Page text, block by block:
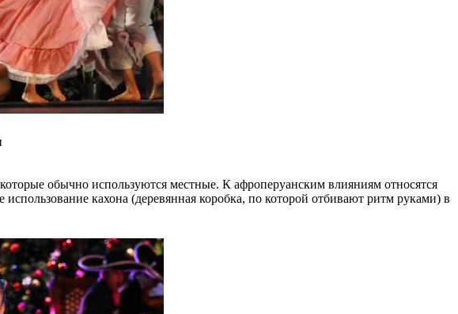
обычно используются местные. К афроперуанским влияниям относятся
кахона (деревянная коробка, по которой отбивают ритм руками) в